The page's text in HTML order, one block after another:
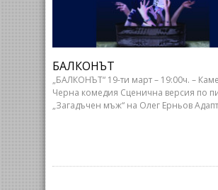
БАЛКОНЪТ
„БАЛКОНЪТ“ 19-ти март – 19:00ч. –
Черна комедия Сценична версия по
„Загадъчен мъж“ на Олег Ерньов